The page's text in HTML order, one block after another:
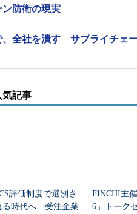
ン防衛の現実
、全社を潰す サプライチェ
気記事
評価制度で選別さ
る時代へ 受注企業
FINCHI主
6」トーク